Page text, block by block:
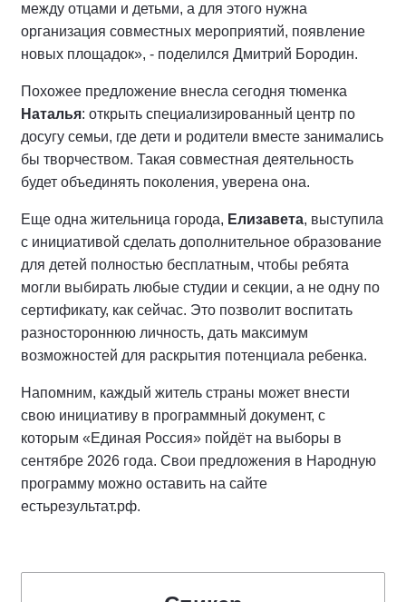
между отцами и детьми, а для этого нужна
организация совместных мероприятий, появление
новых площадок», - поделился Дмитрий Бородин.
Похожее предложение внесла сегодня тюменка
Наталья: открыть специализированный центр по
досугу семьи, где дети и родители вместе занимались
бы творчеством. Такая совместная деятельность
будет объединять поколения, уверена она.
Еще одна жительница города, Елизавета, выступила
с инициативой сделать дополнительное образование
для детей полностью бесплатным, чтобы ребята
могли выбирать любые студии и секции, а не одну по
сертификату, как сейчас. Это позволит воспитать
разностороннюю личность, дать максимум
возможностей для раскрытия потенциала ребенка.
Напомним, каждый житель страны может внести
свою инициативу в программный документ, с
которым «Единая Россия» пойдёт на выборы в
сентябре 2026 года. Свои предложения в Народную
программу можно оставить на сайте
естьрезультат.рф.